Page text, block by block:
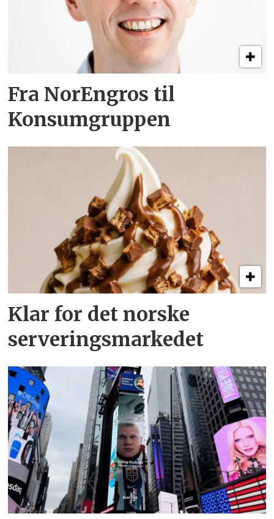
Fra NorEngros til
Konsumgruppen
Klar for det norske
serveringsmarkedet